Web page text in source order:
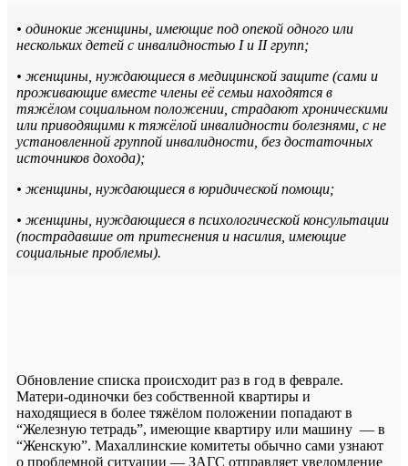
• одинокие женщины, имеющие под опекой одного или
нескольких детей с инвалидностью I и II групп;
• женщины, нуждающиеся в медицинской защите (сами и
проживающие вместе члены её семьи находятся в
тяжёлом социальном положении, страдают хроническими
или приводящими к тяжёлой инвалидности болезнями, с не
установленной группой инвалидности, без достаточных
источников дохода);
• женщины, нуждающиеся в юридической помощи;
• женщины, нуждающиеся в психологической консультации
(пострадавшие от притеснения и насилия, имеющие
социальные проблемы).
Обновление списка происходит раз в год в феврале.
Матери-одиночки без собственной квартиры и
находящиеся в более тяжёлом положении попадают в
“Железную тетрадь”, имеющие квартиру или машину — в
“Женскую”. Махаллинские комитеты обычно сами узнают
о проблемной ситуации — ЗАГС отправляет уведомление